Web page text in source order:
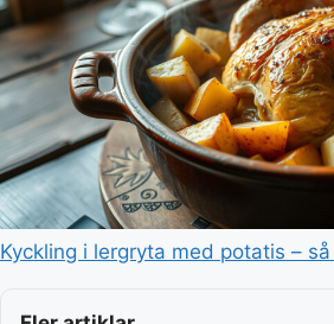
Kyckling i lergryta med potatis –